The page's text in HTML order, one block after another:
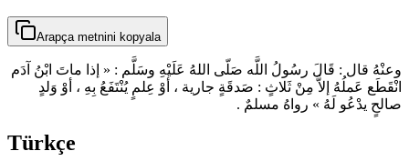
Arapça metnini kopyala
وعنْهُ قال : قَالَ رسُولُ اللَّه صَلّى اللهُ عَلَيْهِ وسَلَّم : « إذا ماتَ ابْنُ آدَم
انْقَطَع عَملُهُ إلاَّ مِنْ ثَلاثٍ : صَدقَةٍ جارية ، أوْ عِلمٍ يُنْتَفَعُ بِهِ ، أوْ وَلدٍ
صالحٍ يدْعُو لَهُ » رواهُ مسلمٌ .
Türkçe